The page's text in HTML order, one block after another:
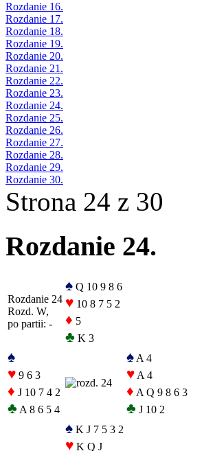
Rozdanie 16.
Rozdanie 17.
Rozdanie 18.
Rozdanie 19.
Rozdanie 20.
Rozdanie 21.
Rozdanie 22.
Rozdanie 23.
Rozdanie 24.
Rozdanie 25.
Rozdanie 26.
Rozdanie 27.
Rozdanie 28.
Rozdanie 29.
Rozdanie 30.
Strona 24 z 30
Rozdanie 24.
Rozdanie 24
Rozd. W,
po partii: -
♠ Q 10 9 8 6
♥ 10 8 7 5 2
♦ 5
♣ K 3
♠
♥ 9 6 3
♦ J 10 7 4 2
♣ A 8 6 5 4
♠ A 4
♥ A 4
♦ A Q 9 8 6 3
♣ J 10 2
♠ K J 7 5 3 2
♥ K Q J